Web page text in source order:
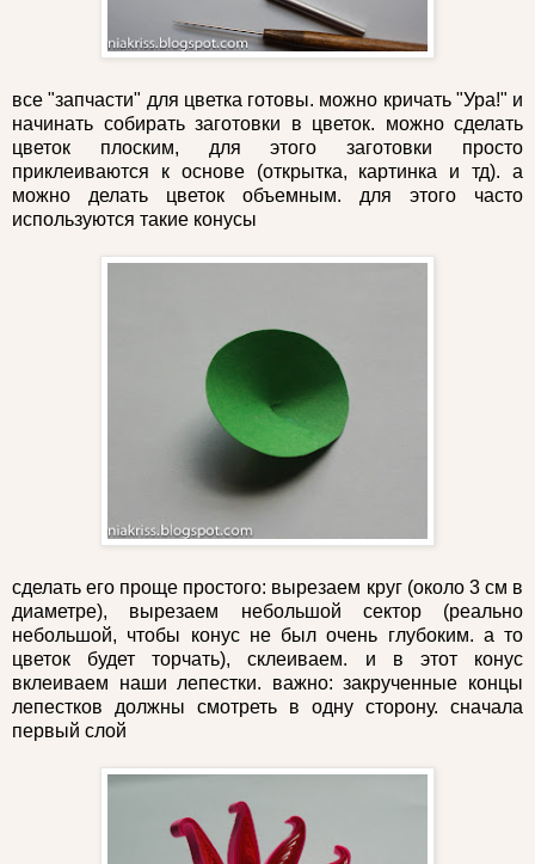
все "запчасти" для цветка готовы. можно кричать "Ура!" и
начинать собирать заготовки в цветок. можно сделать
цветок плоским, для этого заготовки просто
приклеиваются к основе (открытка, картинка и тд). а
можно делать цветок объемным. для этого часто
используются такие конусы
сделать его проще простого: вырезаем круг (около 3 см в
диаметре), вырезаем небольшой сектор (реально
небольшой, чтобы конус не был очень глубоким. а то
цветок будет торчать), склеиваем. и в этот конус
вклеиваем наши лепестки. важно: закрученные концы
лепестков должны смотреть в одну сторону. сначала
первый слой